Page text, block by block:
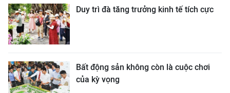
Duy trì đà tăng trưởng kinh tế tích cực
Bất động sản không còn là cuộc chơi
của kỳ vọng